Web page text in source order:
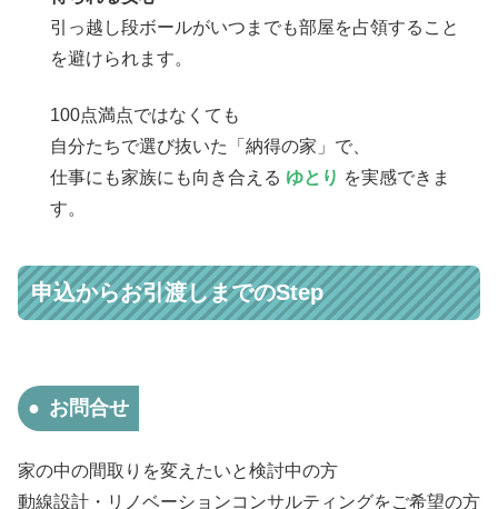
引っ越し段ボールがいつまでも部屋を占領すること
を避けられます。
100点満点ではなくても
自分たちで選び抜いた「納得の家」で、
仕事にも家族にも向き合える ゆとり を実感できま
す。
申込からお引渡しまでのStep
お問合せ
家の中の間取りを変えたいと検討中の方
動線設計・リノベーションコンサルティングをご希望の方